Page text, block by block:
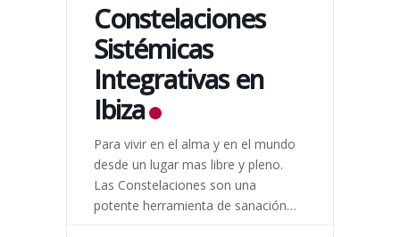
Constelaciones
Sistémicas
Integrativas en
Ibiza
Para vivir en el alma y en el mundo
desde un lugar mas libre y pleno.
Las Constelaciones son una
potente herramienta de sanación